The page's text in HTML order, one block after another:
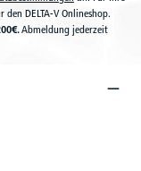
DELTA-V Onlineshop.
Abmeldung jederzeit